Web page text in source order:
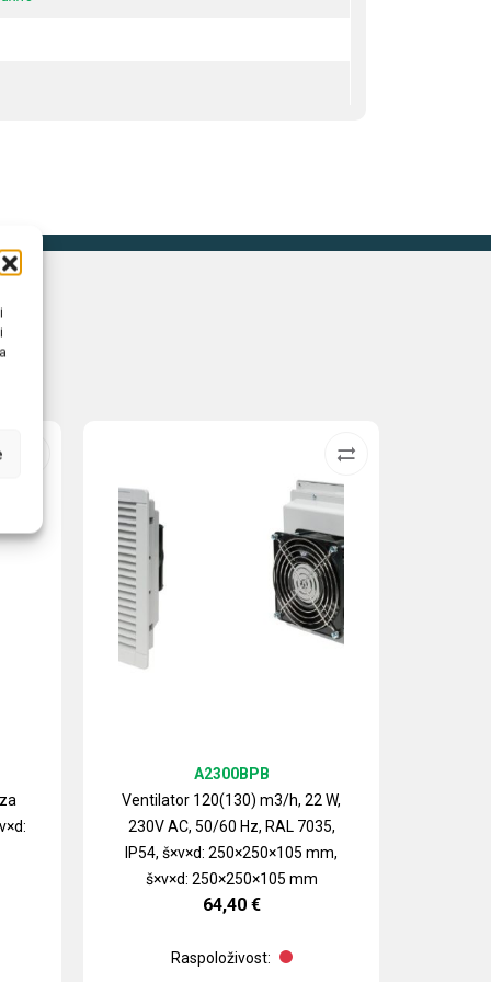
Ventilator 120(130) m3/h, 22 W,
230V AC, 50/60 Hz, RAL 7035,
IP54, š×v×d: 250×250×105 mm,
š×v×d: 250×250×105 mm
A2300BPB
64,40 €
Raspoloživost: